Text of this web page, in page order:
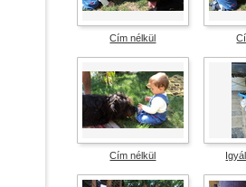
Cím nélkül
Cím nélkül
átlag pontszám: 3.4
átlag